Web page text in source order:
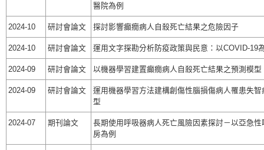
醫院為例
2024-10 研討會論文 探討影響癲癇病人自殺死亡結果之危險因子
2024-10 研討會論文 運用文字探勘分析防疫政策與民意：以COVID-19
2024-09 研討會論文 以機器學習建置癲癇病人自殺死亡結果之預測模型
2024-09 研討會論文
運用機器學習方法建構創傷性腦損傷病人罹患失智
型
2024-07 期刊論文
長期使用呼吸器病人死亡風險因素探討－以亞急性
房為例